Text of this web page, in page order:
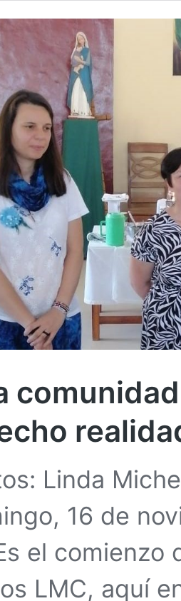
Linda
16 de
el comienzo
LMC, aquí